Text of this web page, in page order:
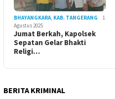
BHAYANGKARA KAB. TANGERANG
1
Agustus 2025
Jumat Berkah, Kapolsek
Sepatan Gelar Bhakti
Religi…
BERITA KRIMINAL